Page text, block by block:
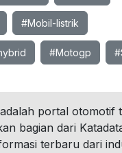
#Mobil-listrik
#Motogp
portal otomotif
bagian dari
terbaru dari